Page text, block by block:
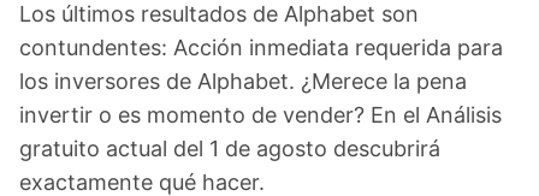
Los últimos resultados de Alphabet son
contundentes: Acción inmediata requerida para
los inversores de Alphabet. ¿Merece la pena
invertir o es momento de vender? En el Análisis
gratuito actual del 1 de agosto descubrirá
exactamente qué hacer.